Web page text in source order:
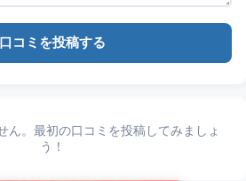
口コミを投稿する
ん。最初の口コミを投稿してみましょ
う！